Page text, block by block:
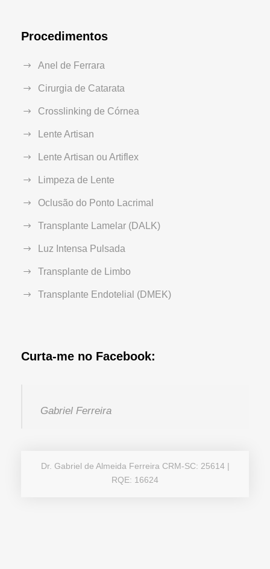
Procedimentos
Anel de Ferrara
Cirurgia de Catarata
Crosslinking de Córnea
Lente Artisan
Lente Artisan ou Artiflex
Limpeza de Lente
Oclusão do Ponto Lacrimal
Transplante Lamelar (DALK)
Luz Intensa Pulsada
Transplante de Limbo
Transplante Endotelial (DMEK)
Curta-me no Facebook:
Gabriel Ferreira
Dr. Gabriel de Almeida Ferreira CRM-SC: 25614 |
RQE: 16624